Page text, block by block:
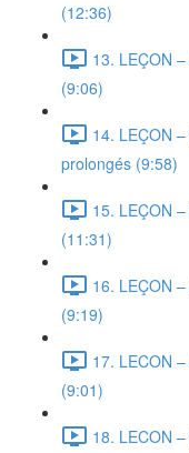
(12:36)
13. LEÇON
(9:06)
14. LEÇON
prolongés (9:58)
15. LEÇON
(11:31)
16. LEÇON
(9:19)
17. LECON
(9:01)
18. LECON